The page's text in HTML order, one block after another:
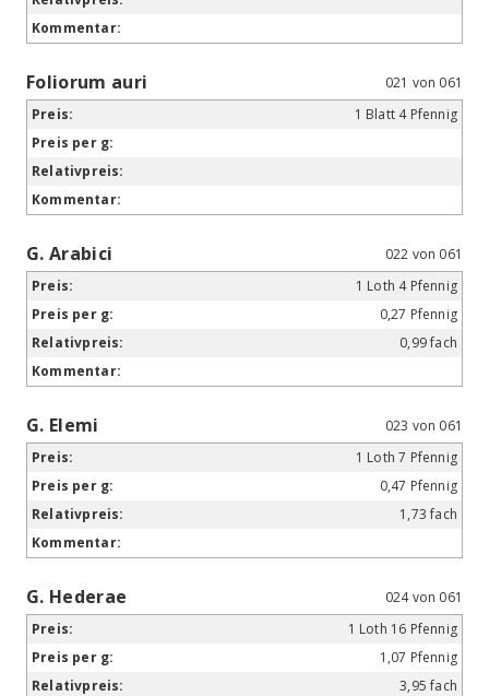
Foliorum auri
021 von 061
1 Blatt 4 Pfennig
G. Arabici
022 von 061
1 Loth 4 Pfennig
0,27 Pfennig
0,99 fach
G. Elemi
023 von 061
1 Loth 7 Pfennig
0,47 Pfennig
1,73 fach
G. Hederae
024 von 061
1 Loth 16 Pfennig
1,07 Pfennig
3,95 fach